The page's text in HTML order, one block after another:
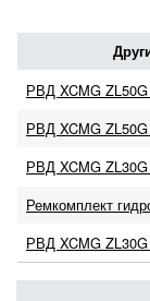
РВД XCMG
РВД XCMG
РВД XCMG
Ремкомплект
РВД XCMG